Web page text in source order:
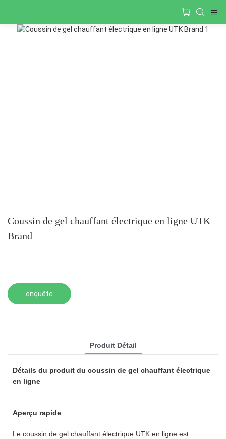
Coussin de gel chauffant électrique en ligne UTK
Brand
enquête
Produit Détail
Détails du produit du coussin de gel chauffant électrique
en ligne
Aperçu rapide
Le coussin de gel chauffant électrique UTK en ligne est